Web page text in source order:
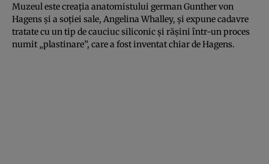
Muzeul este creaţia anatomistului german Gunther von
Hagens şi a soţiei sale, Angelina Whalley, şi expune cadavre
tratate cu un tip de cauciuc siliconic şi răşini într-un proces
numit „plastinare”, care a fost inventat chiar de Hagens.